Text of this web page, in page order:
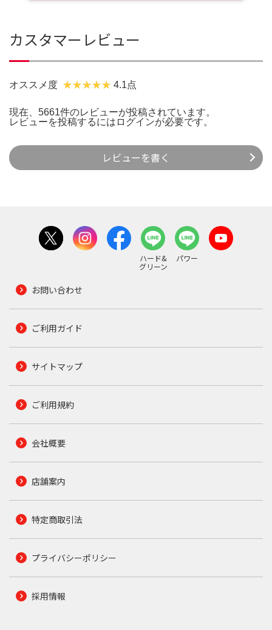
カスタマーレビュー
オススメ度 4.1点
現在、5661件のレビューが投稿されています。
レビューを投稿するには ログインが必要です。
レビューを書く
ハード&
グリーン
パワー
お問い合わせ
ご利用ガイド
サイトマップ
ご利用規約
会社概要
店舗案内
特定商取引法
プライバシーポリシー
採用情報